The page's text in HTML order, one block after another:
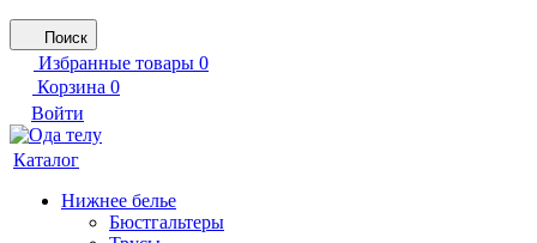
Поиск
Избранные товары 0
Корзина 0
Войти
Каталог
Нижнее белье
Бюстгальтеры